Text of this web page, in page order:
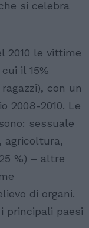
si celebra
2010 le vittime
il 15%
con un
2008-2010. Le
sessuale
agricoltura,
%) – altre
di organi.
principali paesi